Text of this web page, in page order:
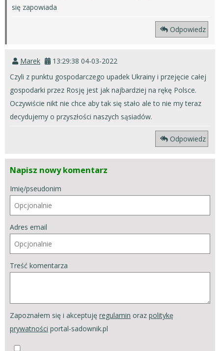
się zapowiada
Odpowiedz
Marek
13:29:38 04-03-2022
Czyli z punktu gospodarczego upadek Ukrainy i przejęcie całej
gospodarki przez Rosję jest jak najbardziej na rękę Polsce.
Oczywiście nikt nie chce aby tak się stało ale to nie my teraz
decydujemy o przyszłości naszych sąsiadów.
Odpowiedz
Napisz nowy komentarz
Imię/pseudonim
Adres email
Treść komentarza
Zapoznałem się i akceptuję regulamin oraz politykę
prywatności portal-sadownik.pl